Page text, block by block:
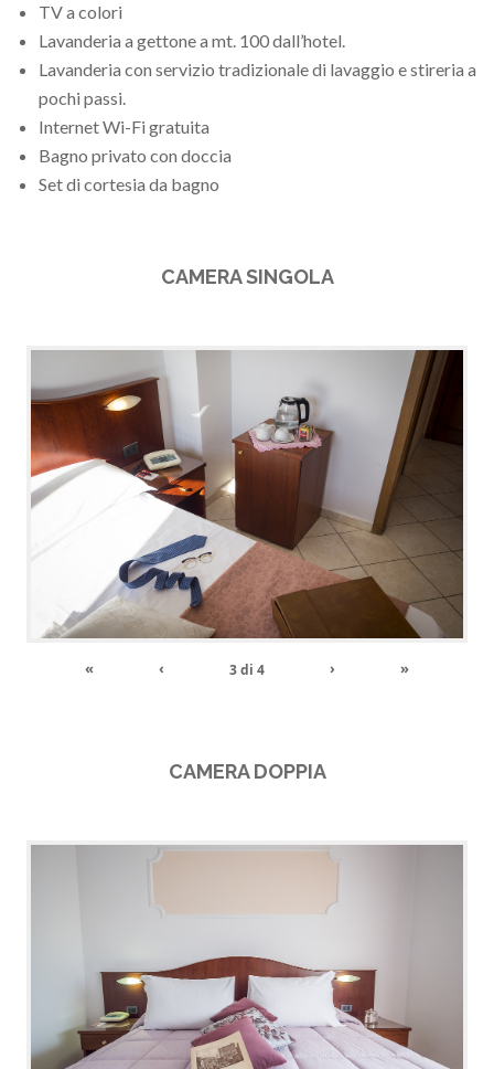
TV a colori
Lavanderia a gettone a mt. 100 dall’hotel.
Lavanderia con servizio tradizionale di lavaggio e stireria a
pochi passi.
Internet Wi-Fi gratuita
Bagno privato con doccia
Set di cortesia da bagno
CAMERA SINGOLA
« ‹ 3di 4 › »
CAMERA DOPPIA